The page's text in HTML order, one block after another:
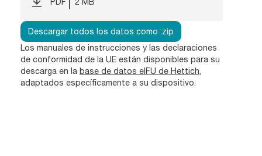
PDF 2 MB
Descargar todos los datos como .zip
Los manuales de instrucciones y las declaraciones
de conformidad de la UE están disponibles para su
descarga en la base de datos eIFU de Hettich,
adaptados específicamente a su dispositivo.